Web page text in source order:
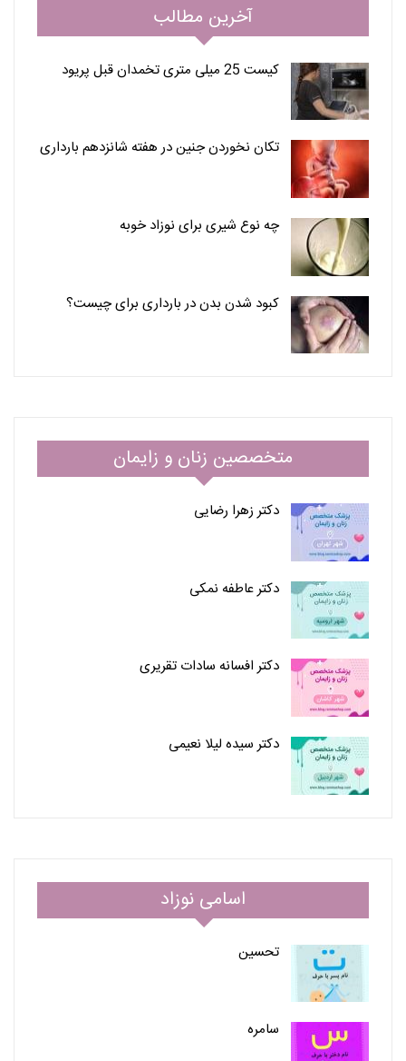
آخرین مطالب
کیست 25 میلی متری تخمدان قبل پریود
تکان نخوردن جنین در هفته شانزدهم بارداری
چه نوع شیری برای نوزاد خوبه
کبود شدن بدن در بارداری برای چیست؟
متخصصین زنان و زایمان
دکتر زهرا رضایی
دکتر عاطفه نمکی
دکتر افسانه سادات تقریری
دکتر سیده لیلا نعیمی
اسامی نوزاد
تحسین
سامره